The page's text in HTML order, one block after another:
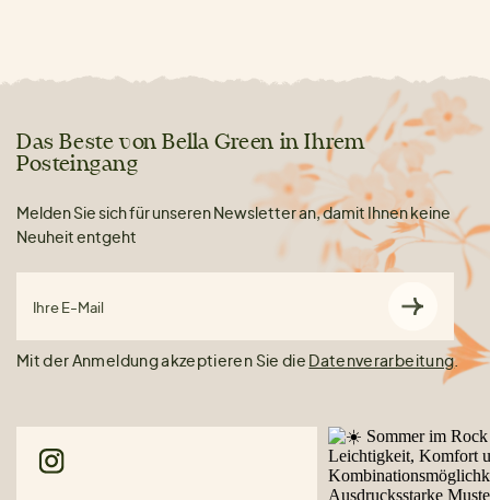
Das Beste von Bella Green in Ihrem
Posteingang
Melden Sie sich für unseren Newsletter an, damit Ihnen keine
Neuheit entgeht
Ihre E-Mail
Mit der Anmeldung akzeptieren Sie die Datenverarbeitung.